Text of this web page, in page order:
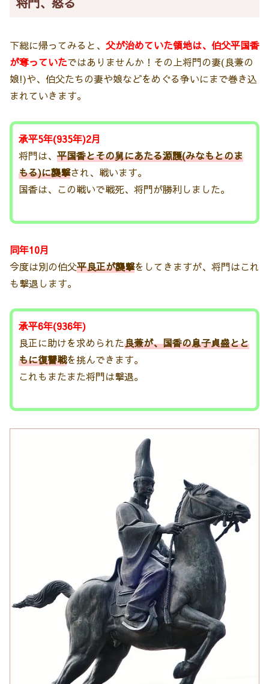
下総に帰ってみると、 父が治めていた領地は、伯父平国香
が奪っていたではありませんか！その上将門の妻(良兼の
娘!)や、伯父たちの妻や娘などをめぐる争いにまで巻き込
まれていきます。
承平5年(935年)2月
将門は、 平国香とその舅にあたる源護(みなもとのま
もる)に襲撃され、戦います。
国香は、この戦いで戦死、将門が勝利しました。
同年10月
今度は別の伯父平良正が襲撃をしてきますが、将門はこれ
も撃退します。
承平6年(936年)
良正に助けを求められた良兼が、国香の息子貞盛とと
もに復讐戦を挑んできます。
これもまたまた将門は撃退。